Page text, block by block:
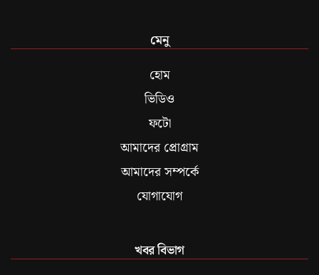
মেনু
হোম
ভিডিও
ফটো
আমাদের প্রোগ্রাম
আমাদের সম্পর্কে
যোগাযোগ
খবর বিভাগ